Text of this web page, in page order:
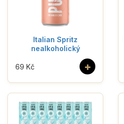
Italian Spritz
nealkoholický
+
69 Kč